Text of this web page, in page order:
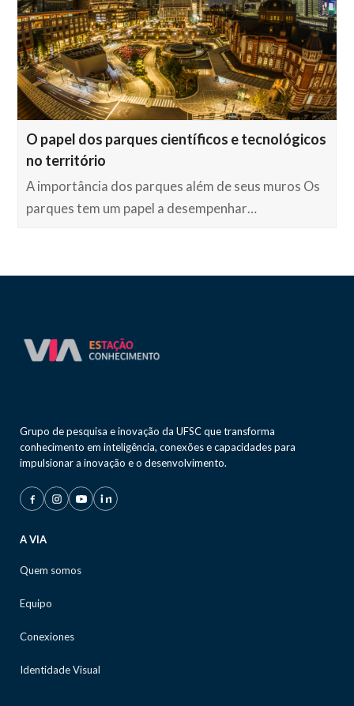
O papel dos parques científicos e tecnológicos
no território
A importância dos parques além de seus muros Os
parques tem um papel a desempenhar…
Grupo de pesquisa e inovação da UFSC que transforma
conhecimento em inteligência, conexões e capacidades para
impulsionar a inovação e o desenvolvimento.
A VIA
Quem somos
Equipo
Conexiones
Identidade Visual